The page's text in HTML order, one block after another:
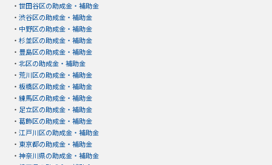
・ 世田谷区の助成金・補助金
・ 渋谷区の助成金・補助金
・ 中野区の助成金・補助金
・ 杉並区の助成金・補助金
・ 豊島区の助成金・補助金
・ 北区の助成金・補助金
・ 荒川区の助成金・補助金
・ 板橋区の助成金・補助金
・ 練馬区の助成金・補助金
・ 足立区の助成金・補助金
・ 葛飾区の助成金・補助金
・ 江戸川区の助成金・補助金
・ 東京都の助成金・補助金
・ 神奈川県の助成金・補助金